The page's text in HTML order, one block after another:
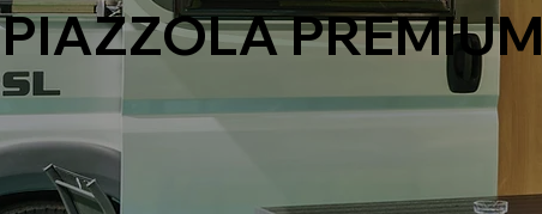
PIAZZOLA PREMIUM